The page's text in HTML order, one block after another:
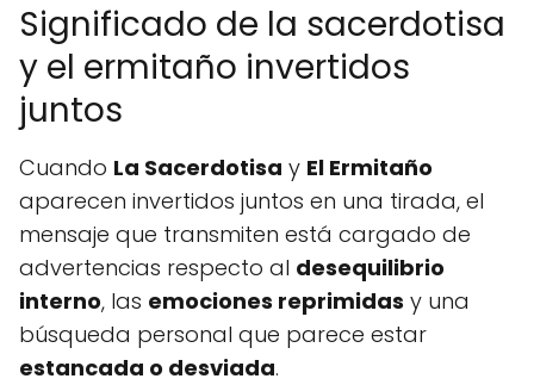
Significado de la sacerdotisa
y el ermitaño invertidos
juntos
Cuando La Sacerdotisa y El Ermitaño
aparecen invertidos juntos en una tirada, el
mensaje que transmiten está cargado de
advertencias respecto al desequilibrio
interno, las emociones reprimidas y una
búsqueda personal que parece estar
estancada o desviada.